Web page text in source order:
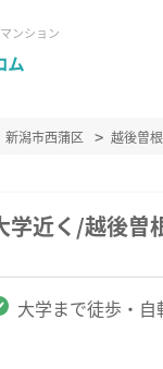
ンション
新潟市西蒲区 越後曽
学近く/越後曽
大学まで徒歩・